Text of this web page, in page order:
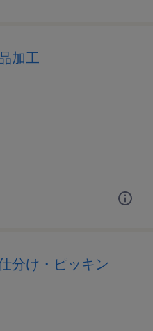
加工
分け・ピッキン